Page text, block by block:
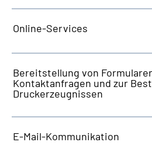
Online-Services
Bereitstellung von
Kontaktanfragen und zur
Druckerzeugnissen
E-Mail-Kommunikation